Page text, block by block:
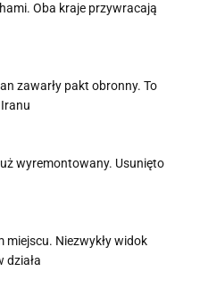
Oba kraje przywracają
zawarły pakt obronny. To
wyremontowany. Usunięto
Niezwykły widok
działa